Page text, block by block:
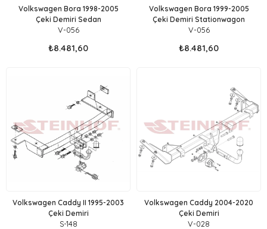
Volkswagen Bora 1998-2005
Çeki Demiri Sedan
V-056
₺8.481,60
Volkswagen Bora 1999-2005
Çeki Demiri Stationwagon
V-056
₺8.481,60
Volkswagen Caddy II 1995-2003
Çeki Demiri
S-148
Volkswagen Caddy 2004-2020
Çeki Demiri
V-028